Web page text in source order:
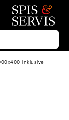
inklusive